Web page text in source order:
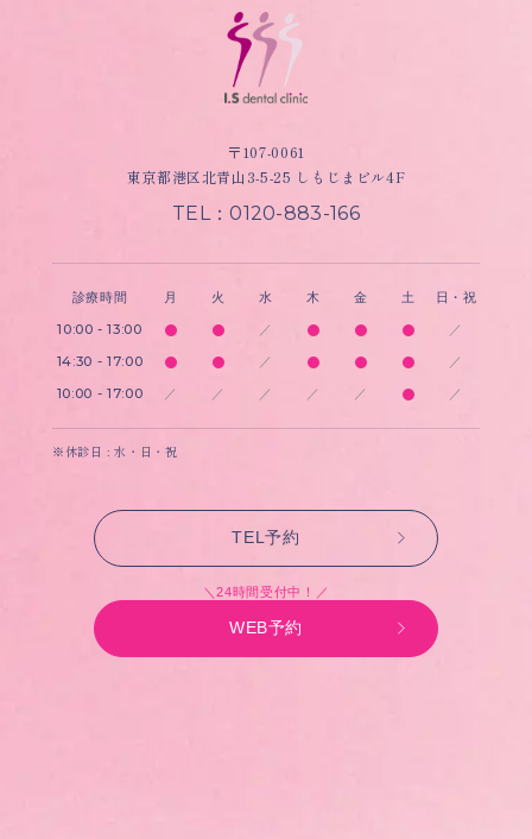
〒107-0061
東京都港区北青山3-5-25 しもじまビル4F
TEL：0120-883-166
診療時間 月 火 水 木 金 土 日・祝
10:00 - 13:00 ／ ／
14:30 - 17:00 ／ ／
10:00 - 17:00 ／ ／ ／ ／ ／ ／
※休診日 : 水・日・祝
TEL予約
＼24時間受付中！／
WEB予約